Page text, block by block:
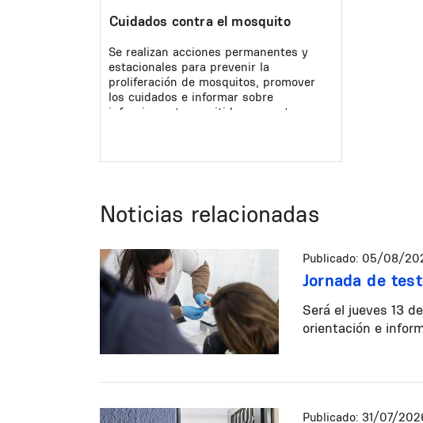
Cuidados contra el mosquito
Se realizan acciones permanentes y
estacionales para prevenir la
proliferación de mosquitos, promover
los cuidados e informar sobre
infecciones transmitidas por estos
Noticias relacionadas
Publicado: 05/08/
Jornada de
Será el jueves 13
orientación e
Publicado: 31/07/